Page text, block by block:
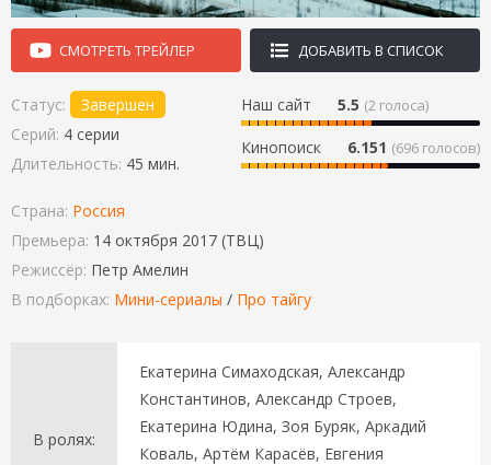
СМОТРЕТЬ ТРЕЙЛЕР ДОБАВИТЬ В СПИСОК
Наш сайт 5.5 (2 голоса)
Кинопоиск 6.151 (696 голосов)
Статус:
Завершен
Серий: 4 серии
Длительность: 45 мин.
Страна: Россия
Премьера: 14 октября 2017 (ТВЦ)
Режиссёр: Петр Амелин
В подборках: Мини-сериалы / Про тайгу
В ролях:
Екатерина Симаходская, Александр
Константинов, Александр Строев,
Екатерина Юдина, Зоя Буряк, Аркадий
Коваль, Артём Карасёв, Евгения